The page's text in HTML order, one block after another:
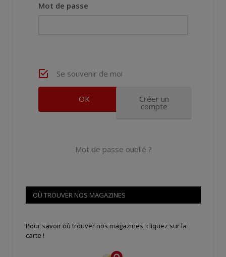
Mot de passe
Se souvenir de moi
Créer un
compte
Mot de passe oublié ?
OÙ TROUVER NOS MAGAZINES
Pour savoir où trouver nos magazines, cliquez sur la
carte !